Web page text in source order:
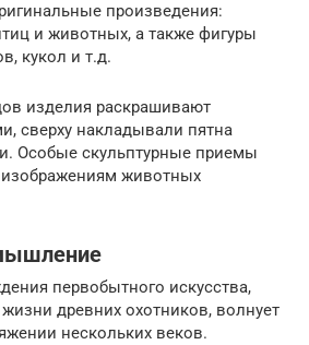
произведения:
и животных, а также фигуры
кукол и т.д.
изделия раскрашивают
сверху накладывали пятна
Особые скульптурные приемы
животных
первобытного искусства,
древних охотников, волнует
нескольких веков.